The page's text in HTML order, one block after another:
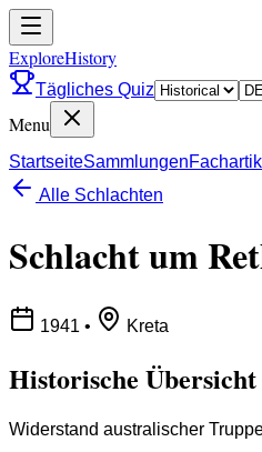
ExploreHistory
Tägliches Quiz
Menu
StartseiteSammlungen
Alle Schlachten
Schlacht um
1941 • Kreta
Historische Übersicht
Widerstand australischer